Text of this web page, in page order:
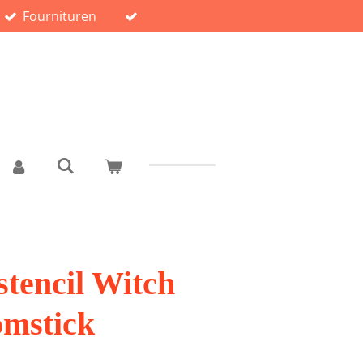
Fournituren
Witch